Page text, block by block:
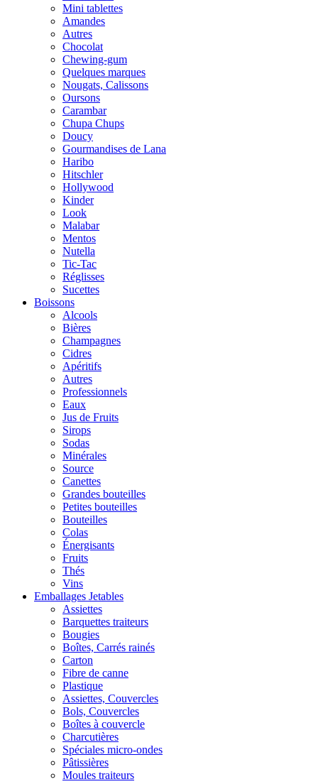
Mini tablettes
Amandes
Autres
Chocolat
Chewing-gum
Quelques marques
Nougats, Calissons
Oursons
Carambar
Chupa Chups
Doucy
Gourmandises de Lana
Haribo
Hitschler
Hollywood
Kinder
Look
Malabar
Mentos
Nutella
Tic-Tac
Réglisses
Sucettes
Boissons
Alcools
Bières
Champagnes
Cidres
Apéritifs
Autres
Professionnels
Eaux
Jus de Fruits
Sirops
Sodas
Minérales
Source
Canettes
Grandes bouteilles
Petites bouteilles
Bouteilles
Colas
Énergisants
Fruits
Thés
Vins
Emballages Jetables
Assiettes
Barquettes traiteurs
Bougies
Boîtes, Carrés rainés
Carton
Fibre de canne
Plastique
Assiettes, Couvercles
Bols, Couvercles
Boîtes à couvercle
Charcutières
Spéciales micro-ondes
Pâtissières
Moules traiteurs